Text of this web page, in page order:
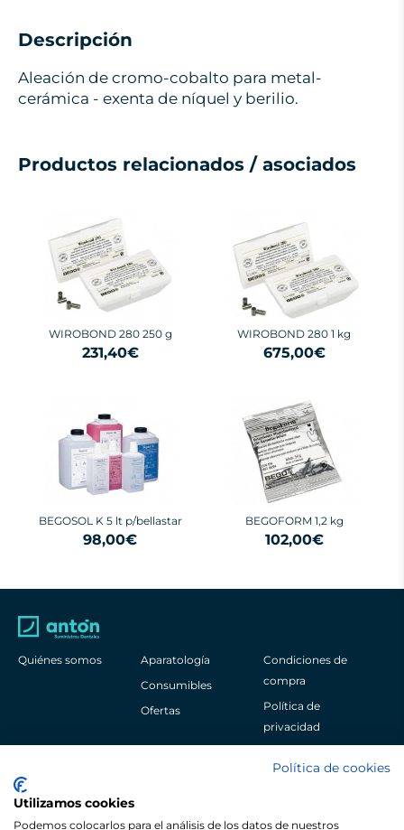
Descripción
Aleación de cromo-cobalto para metal-
cerámica - exenta de níquel y berilio.
Productos relacionados / asociados
WIROBOND 280 250 g
231,40€
WIROBOND 280 1 kg
675,00€
BEGOSOL K 5 lt p/bellastar
98,00€
BEGOFORM 1,2 kg
102,00€
Quiénes somos
Aparatología
Consumibles
Ofertas
Condiciones de
compra
Política de
privacidad
Política de cookies
Utilizamos cookies
Podemos colocarlos para el análisis de los datos de nuestros